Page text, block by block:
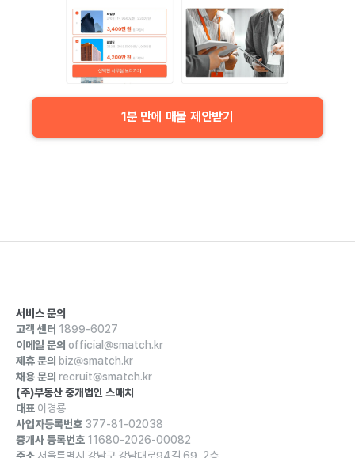
1분 만에 매물 제안받기
서비스 문의
고객 센터 1899-6027
이메일 문의 official@smatch.kr
제휴 문의 biz@smatch.kr
채용 문의 recruit@smatch.kr
(주)부동산 중개법인 스매치
대표 이경룡
사업자등록번호 377-81-02038
중개사 등록번호 11680-2026-00082
주소 서울특별시 강남구 강남대로94길 69, 2층